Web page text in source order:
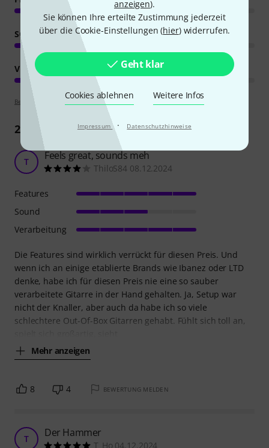
anzeigen).
Sie können Ihre erteilte Zustimmung jederzeit
über die Cookie-Einstellungen (hier) widerrufen.
Geht klar
Cookies ablehnen Weitere Infos
Impressum · Datenschutzhinweise
Dank der Coil-Split-Funktion lassen sich auch cleane Parts,
funky Riffs oder rhythmische Elemente mit transparenter
Ansprache umsetzen. Wer gerne zwischen High-Gain und
cleaner Dynamik wechselt, profitiert von der schnellen
Bedienung und den ausgewogenen Pegeln beider Pickups.
Die Gitarre eignet sich damit sowohl für Recording-Zwecke
als auch für Live-Setups, bei denen ein kompakter, flexibler
und stilvoller Performer gefragt ist.
Das kauften Kunden, die sich dieses
24%
KAUFTEN
399 €
8%
KAUFTEN